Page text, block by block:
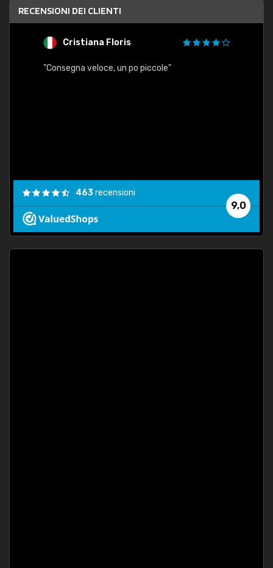
RECENSIONI DEI CLIENTI
Cristiana Floris
"Consegna veloce, un po piccole"
9,0
463recensioni